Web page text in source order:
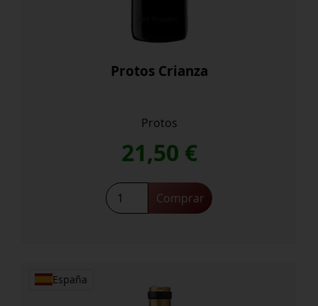
Protos Crianza
Protos
21,50 €
Protos
Crianza
Comprar
España